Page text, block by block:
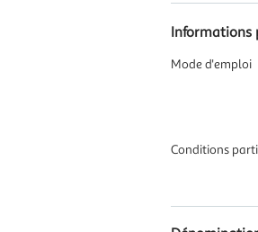
Informations
Mode d'emploi
Conditions